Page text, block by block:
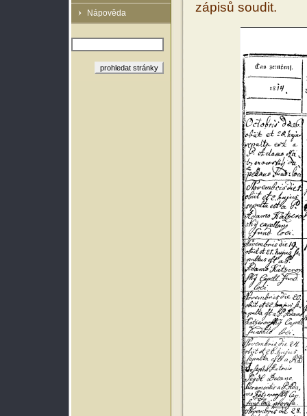
Nápověda
zápisů soudit.